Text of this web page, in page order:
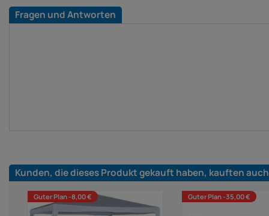
Fragen und Antworten
Kunden, die dieses Produkt gekauft haben, kauften
Guter Plan -8,00 € Guter Plan -35,00 €